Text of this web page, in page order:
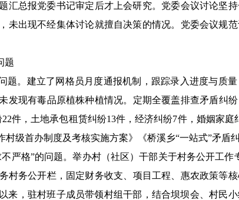
汇总报党委书记审定后才上会研究。党委会议讨论坚
出现不经集体讨论就擅自决策的情况。党委会议规
题
题。建立了网格员月度通报机制，跟踪录入进度与质
发现有毒品原植株种植情况。定期全覆盖排查矛盾纠
件，土地承包租赁纠纷13件，经济纠纷7件，婚姻家
级首办制度及考核实施方案》《桥溪乡“一站式”矛盾
不严格”的问题。举办村（社区）干部关于村务公开工
村务公开栏，固定财务收支、项目工程、惠农政策等
来，驻村班子成员带领村组干部，结合坝坝会、村民